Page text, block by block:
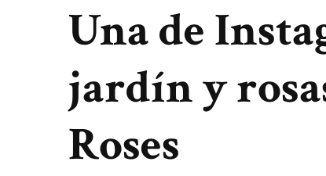
Una de
jardín y
Roses